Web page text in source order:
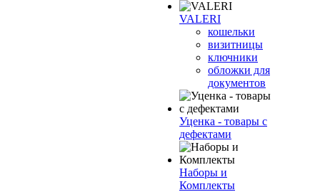
VALERI
кошельки
визитницы
ключники
обложки для
документов
Уценка - товары с
дефектами
Наборы и
Комплекты